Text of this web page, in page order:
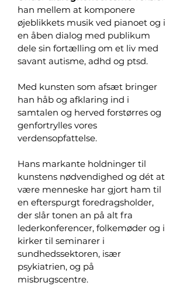
han mellem at komponere
øjeblikkets musik ved pianoet og i
en åben dialog med publikum
dele sin fortælling om et liv med
savant autisme, adhd og ptsd.
Med kunsten som afsæt bringer
han håb og afklaring ind i
samtalen og herved forstørres og
genfortrylles vores
verdensopfattelse.
Hans markante holdninger til
kunstens nødvendighed og dét at
være menneske har gjort ham til
en efterspurgt foredragsholder,
der slår tonen an på alt fra
lederkonferencer, folkemøder og i
kirker til seminarer i
sundhedssektoren, især
psykiatrien, og på
misbrugscentre.